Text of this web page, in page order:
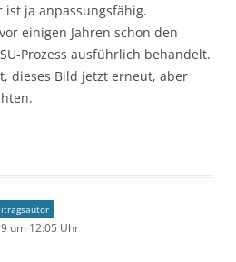
ja anpassungsfähig.
einigen Jahren schon den
Prozess ausführlich behandelt.
dieses Bild jetzt erneut, aber
um 12:05 Uhr